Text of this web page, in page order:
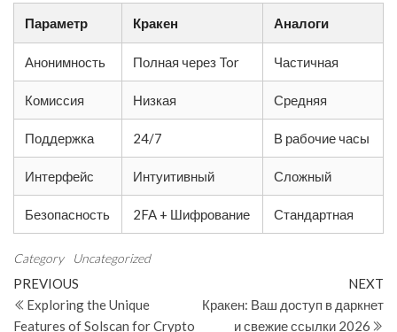
Параметр Кракен Аналоги
Анонимность Полная через Tor Частичная
Комиссия Низкая Средняя
Поддержка 24/7 В рабочие часы
Интерфейс Интуитивный Сложный
Безопасность 2FA + Шифрование Стандартная
Category Uncategorized
Post
navigation
Previous
Post
PREVIOUS
Exploring the Unique
Features of Solscan for Crypto
NEXT
Кракен: Ваш доступ в даркнет
и свежие ссылки 2026